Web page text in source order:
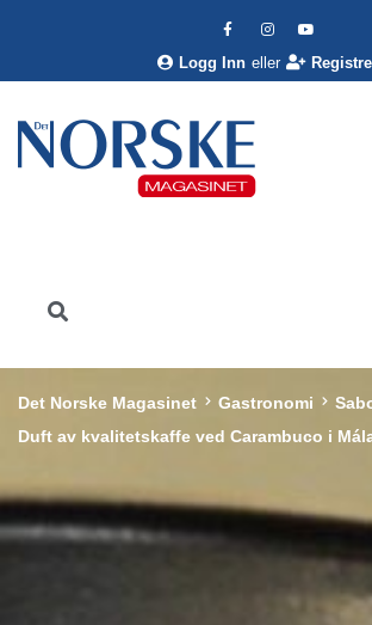
Logg Inn eller
Det Norske Magasinet Gastronomi
Duft av kvalitetskaffe ved Carambuco i